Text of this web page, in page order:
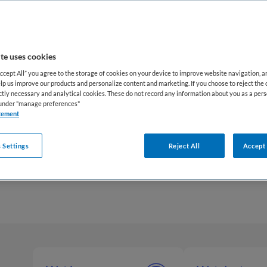
zorg. Daarbij wordt gewerkt vanuit een
op de individuele mogelijkheden en
Nederlandse zorglandschap vervult de
een belangrijke rol in de langdurige zorg. Door
gehandicapten, gedragsdeskundigen en
bij aan integrale en continue
biedt deze functie een combinatie van
intensieve betrokkenheid bij een specifieke
uses cookies
All” you agree to the storage of cookies on your device to improve website navigation,
us improve our products and personalize content and marketing. If you choose to reject the
necessary and analytical cookies. These do not record any information about you as a
"manage preferences"
Reject All Accept
Settings